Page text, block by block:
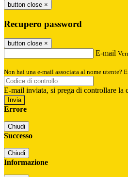
button close ×
Recupero password
button close ×
E-mail
Non hai una e-mail associata al nome utente?
E-mail inviata, si prega di controllare la
Errore
Chiudi
Successo
Chiudi
Informazione